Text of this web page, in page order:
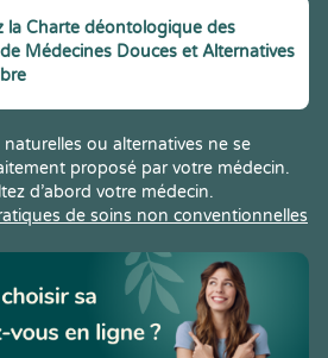
la Charte déontologique des
Médecines Douces et Alternatives
ou alternatives ne se
proposé par votre médecin.
d’abord votre médecin.
de soins non conventionnelles